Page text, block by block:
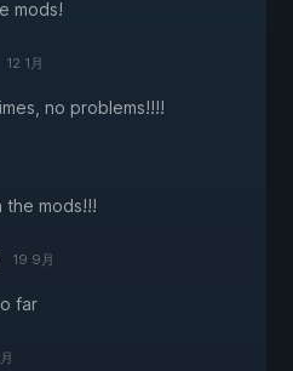
mods!
12 1月
no problems!!!!
the mods!!!
19 9月
far